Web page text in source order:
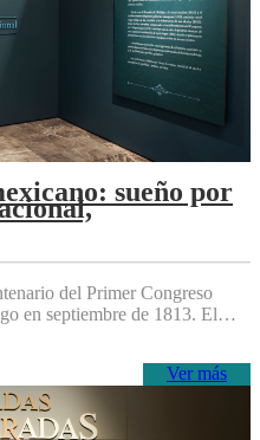
sueño por
del Primer Congreso
en septiembre de 1813. El…
Ver más